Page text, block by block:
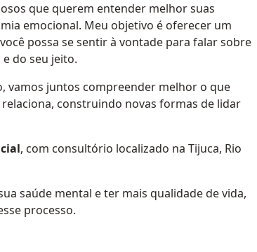
que querem entender melhor suas
emocional. Meu objetivo é oferecer um
possa se sentir à vontade para falar sobre
do seu jeito.
vamos juntos compreender melhor o que
construindo novas formas de lidar
, com consultório localizado na Tijuca, Rio
saúde mental e ter mais qualidade de vida,
processo.